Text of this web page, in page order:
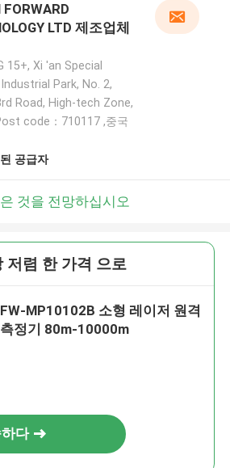
LTD 제조업체
15+, Xi 'an Special
Park, No. 2,
Road, High-tech Zone,
code：710117 ,중국
공급자
것을 전망하십시오
저렴 한 가격 으로
FW-MP10102B 소형 레이저 원격
측정기 80m-10000m
다